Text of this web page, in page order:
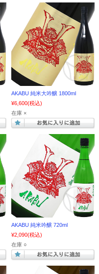
AKABU 純米大吟醸 1800ml
¥6,600(税込)
在庫 ×
AKABU 純米吟醸 720ml
¥2,090(税込)
在庫 ○